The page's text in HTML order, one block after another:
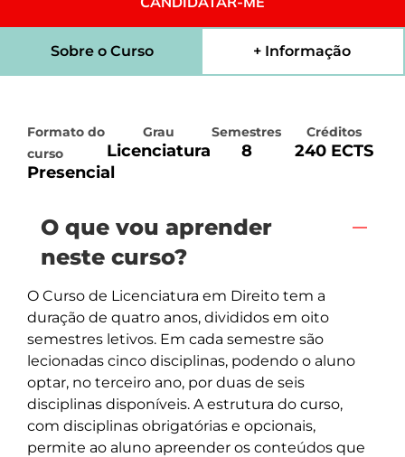
Sobre o Curso + Informação
Formato do
curso
Presencial
Grau
Licenciatura
Semestres
8
Créditos
240 ECTS
O que vou aprender
neste curso?
O Curso de Licenciatura em Direito tem a
duração de quatro anos, divididos em oito
semestres letivos. Em cada semestre são
lecionadas cinco disciplinas, podendo o aluno
optar, no terceiro ano, por duas de seis
disciplinas disponíveis. A estrutura do curso,
com disciplinas obrigatórias e opcionais,
permite ao aluno apreender os conteúdos que